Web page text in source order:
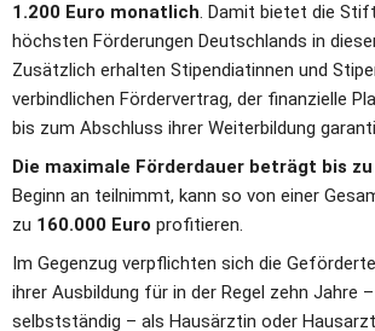
1.200 Euro monatlich. Damit bietet die
höchsten Förderungen Deutschlands in
Zusätzlich erhalten Stipendiatinnen und
verbindlichen Fördervertrag, der finanzielle
bis zum Abschluss ihrer Weiterbildung
Die maximale Förderdauer beträgt bis
Beginn an teilnimmt, kann so von einer
zu 160.000 Euro profitieren.
Im Gegenzug verpflichten sich die
ihrer Ausbildung für in der Regel zehn Jahre
selbstständig – als Hausärztin oder